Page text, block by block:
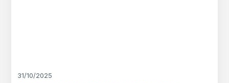
31/10/2025